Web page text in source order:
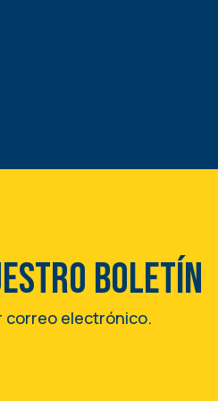
boletín
correo electrónico.